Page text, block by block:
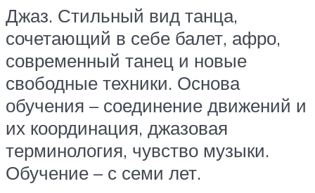
Джаз. Стильный вид танца,
сочетающий в себе балет, афро,
современный танец и новые
свободные техники. Основа
обучения – соединение движений и
их координация, джазовая
терминология, чувство музыки.
Обучение – с семи лет.